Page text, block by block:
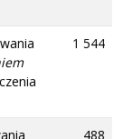
1 544
488